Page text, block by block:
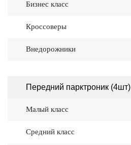
Бизнес класс
Кроссоверы
Внедорожники
Передний парктроник (4шт)
Малый класс
Средний класс